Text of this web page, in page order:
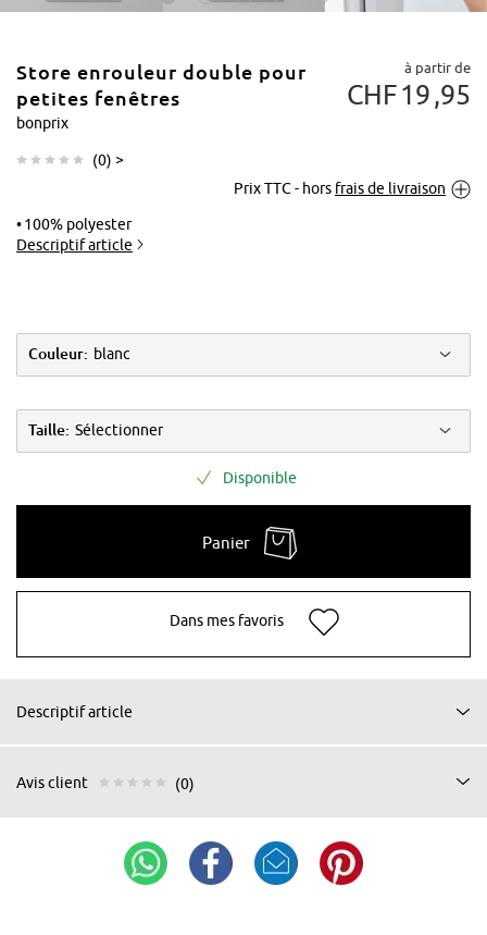
agrandir
Store enrouleur double pour
petites fenêtres
bonprix
(0) >
à partir de
CHF19 95
Prix TTC - hors frais de livraison
100% polyester
Descriptif article
Couleur: blanc
Taille: Sélectionner
Disponible
Panier
Dans mes favoris
Descriptif article
Avis client (0)